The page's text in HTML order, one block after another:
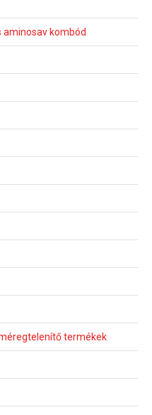
aminosav kombód
termékek